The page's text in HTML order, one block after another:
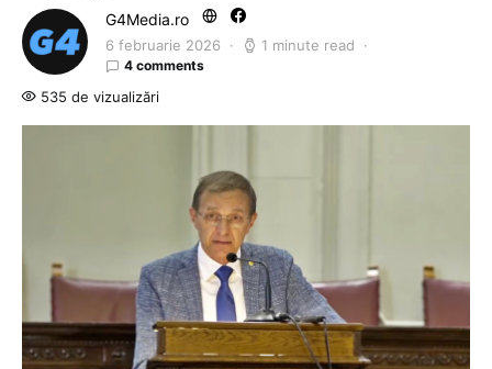
G4Media.ro
6 februarie 2026 1 minute read
4 comments
535 de vizualizări